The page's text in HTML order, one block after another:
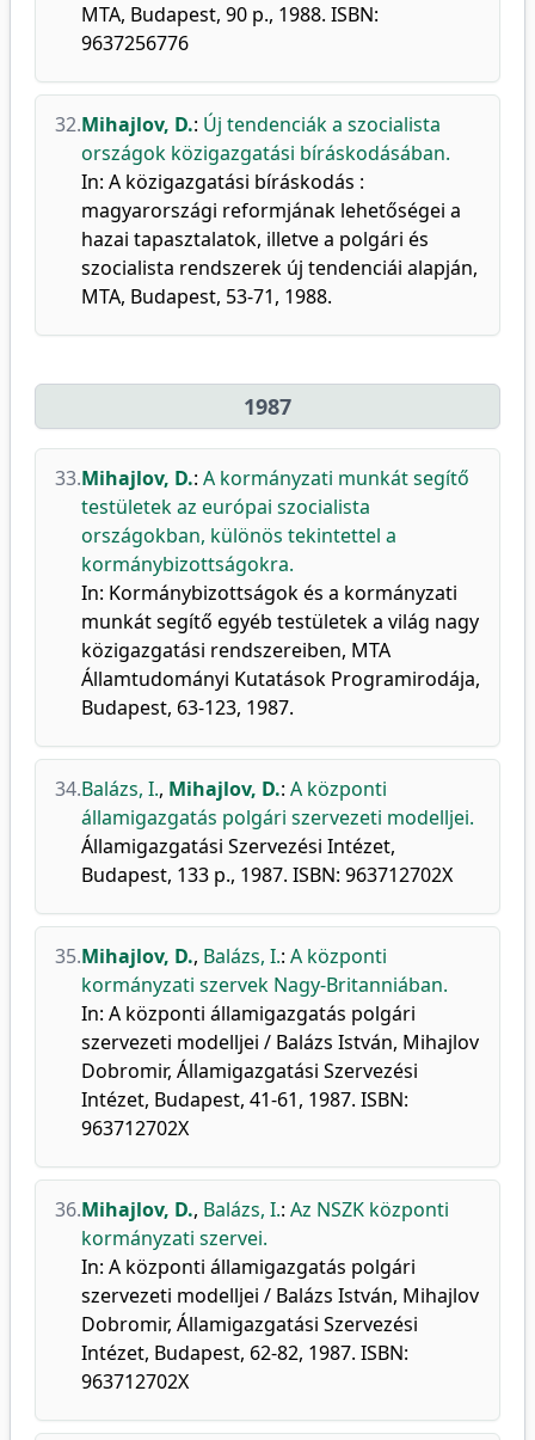
MTA, Budapest, 90 p., 1988. ISBN:
9637256776
32.Mihajlov, D.: Új tendenciák a szocialista
országok közigazgatási bíráskodásában.
In: A közigazgatási bíráskodás :
magyarországi reformjának lehetőségei a
hazai tapasztalatok, illetve a polgári és
szocialista rendszerek új tendenciái alapján,
MTA, Budapest, 53-71, 1988.
1987
33.Mihajlov, D.: A kormányzati munkát segítő
testületek az európai szocialista
országokban, különös tekintettel a
kormánybizottságokra.
In: Kormánybizottságok és a kormányzati
munkát segítő egyéb testületek a világ nagy
közigazgatási rendszereiben, MTA
Államtudományi Kutatások Programirodája,
Budapest, 63-123, 1987.
34.Balázs, I., Mihajlov, D.: A központi
államigazgatás polgári szervezeti modelljei.
Államigazgatási Szervezési Intézet,
Budapest, 133 p., 1987. ISBN: 963712702X
35.Mihajlov, D., Balázs, I.: A központi
kormányzati szervek Nagy-Britanniában.
In: A központi államigazgatás polgári
szervezeti modelljei / Balázs István, Mihajlov
Dobromir, Államigazgatási Szervezési
Intézet, Budapest, 41-61, 1987. ISBN:
963712702X
36.Mihajlov, D., Balázs, I.: Az NSZK központi
kormányzati szervei.
In: A központi államigazgatás polgári
szervezeti modelljei / Balázs István, Mihajlov
Dobromir, Államigazgatási Szervezési
Intézet, Budapest, 62-82, 1987. ISBN:
963712702X